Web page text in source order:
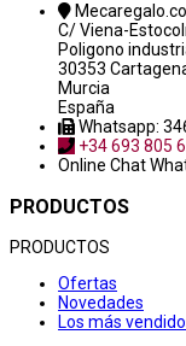
C/ Viena-
Poligono
30353
Murcia
España
Whatsapp:
+34 693 805
Online Chat
PRODUCTOS
PRODUCTOS
Ofertas
Novedades
Los más